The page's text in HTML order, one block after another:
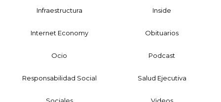
Infraestructura Inside
Internet Economy Obituarios
Ocio Podcast
Responsabilidad Social Salud Ejecutiva